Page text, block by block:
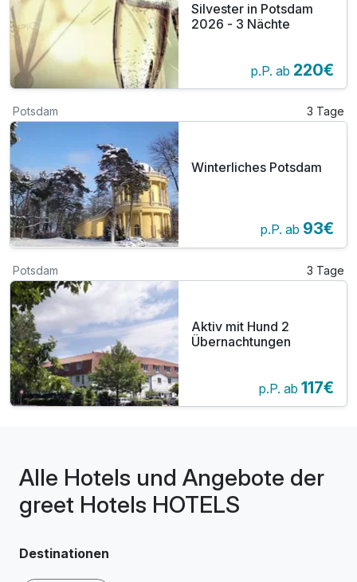
Silvester in Potsdam
2026 - 3 Nächte
p.P. ab 220€
Potsdam 3 Tage
Winterliches Potsdam
p.P. ab 93€
Potsdam 3 Tage
Aktiv mit Hund 2
Übernachtungen
p.P. ab 117€
Alle Hotels und Angebote der
greet Hotels HOTELS
Destinationen